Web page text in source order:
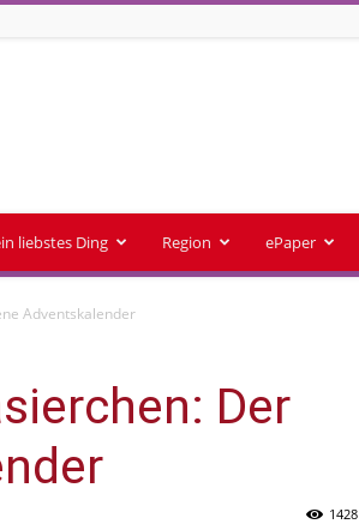
liebstes Ding Region ePaper
Adventskalender
Der
1428